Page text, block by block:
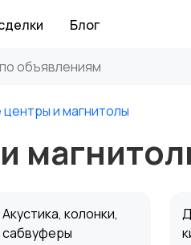
Блог
и магнитолы
Акустика, колонки,
сабвуферы